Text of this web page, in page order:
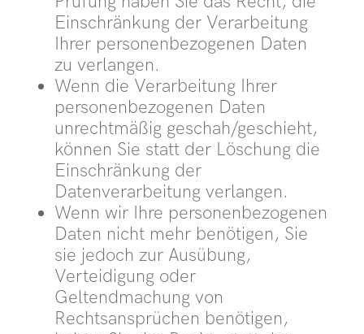
Einschränkung der Verarbeitung
Ihrer personenbezogenen Daten
zu verlangen.
Wenn die Verarbeitung Ihrer
personenbezogenen Daten
unrechtmäßig geschah/geschieht,
können Sie statt der Löschung die
Einschränkung der
Datenverarbeitung verlangen.
Wenn wir Ihre personenbezogenen
Daten nicht mehr benötigen, Sie
sie jedoch zur Ausübung,
Verteidigung oder
Geltendmachung von
Rechtsansprüchen benötigen,